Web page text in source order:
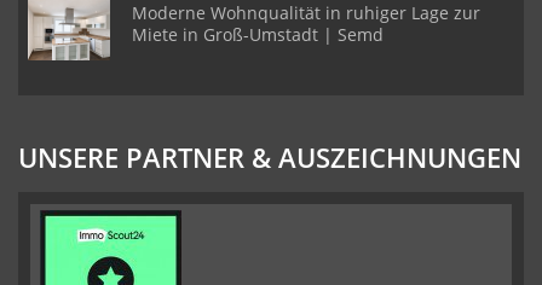
Moderne Wohnqualität in ruhiger Lage zur
Miete in Groß-Umstadt | Semd
UNSERE PARTNER & AUSZEICHNUNGEN